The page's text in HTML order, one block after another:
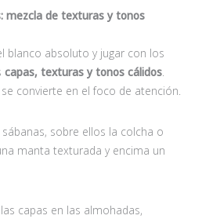
mezcla de texturas y tonos
blanco absoluto y jugar con los
capas, texturas y tonos cálidos.
convierte en el foco de atención.
sobre ellos la colcha o
manta texturada y encima un
capas en las almohadas,